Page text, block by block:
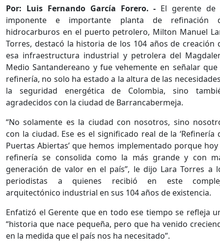
Por: Luis Fernando García Forero. - El gerente de
imponente e importante planta de refinación
hidrocarburos en el puerto petrolero, Milton Manuel
Torres, destacó la historia de los 104 años de creación
esa infraestructura industrial y petrolera del
Medio Santandereano y fue vehemente en señalar que
refinería, no solo ha estado a la altura de las
la seguridad energética de Colombia, sino
agradecidos con la ciudad de Barrancabermeja.
“No solamente es la ciudad con nosotros, sino
con la ciudad. Ese es el significado real de la ‘Refinería
Puertas Abiertas’ que hemos implementado porque hoy
refinería se consolida como la más grande y con
generación de valor en el país”, le dijo Lara Torres a
periodistas a quienes recibió en este
arquitectónico industrial en sus 104 años de existencia.
Enfatizó el Gerente que en todo ese tiempo se refleja
“historia que nace pequeña, pero que ha venido
en la medida que el país nos ha necesitado”.